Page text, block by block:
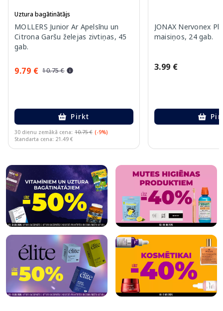
Uztura bagātinātājs
MOLLERS Junior Ar Apelsīnu un
Citrona Garšu želejas zivtiņas, 45
gab.
9.79 € 10.75 €
Pirkt
30 dienu zemākā cena: 10.75 € (-9%)
Standarta cena: 21.49 €
JONAX Nervonex
maisiņos, 24 gab.
3.99 €